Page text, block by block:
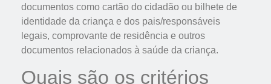
documentos como cartão do cidadão ou bilhete de
identidade da criança e dos pais/responsáveis
legais, comprovante de residência e outros
documentos relacionados à saúde da criança.
Quais são os critérios